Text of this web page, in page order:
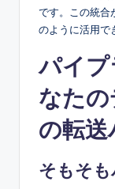
です。この統合
のように活用で
パイ
なた
の転
そもそ